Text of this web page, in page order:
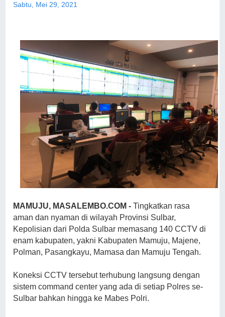
Sabtu, Mei 29, 2021
MAMUJU, MASALEMBO.COM -Tingkatkan rasa
aman dan nyaman di wilayah Provinsi Sulbar,
Kepolisian dari Polda Sulbar memasang 140 CCTV di
enam kabupaten, yakni Kabupaten Mamuju, Majene,
Polman, Pasangkayu, Mamasa dan Mamuju Tengah.
Koneksi CCTV tersebut terhubung langsung dengan
sistem command center yang ada di setiap Polres se-
Sulbar bahkan hingga ke Mabes Polri.